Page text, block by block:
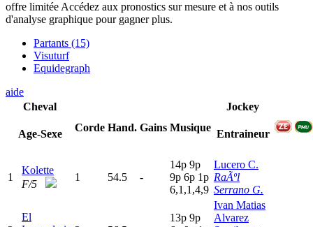
offre limitée Accédez aux pronostics sur mesure et à nos outils
d'analyse graphique pour gagner plus.
Partants (15)
Visuturf
Equidegraph
aide
Cheval
Age-Sexe
Corde Hand. Gains Musique
Jockey
Entraineur
1
Kolette
F/5
1 54.5 -
14p 9p
9p 6p 1p
6,1,1,4,9
Lucero C.
RaÃºl
Serrano G.
El
13p 9p
Ivan Matias
Alvarez